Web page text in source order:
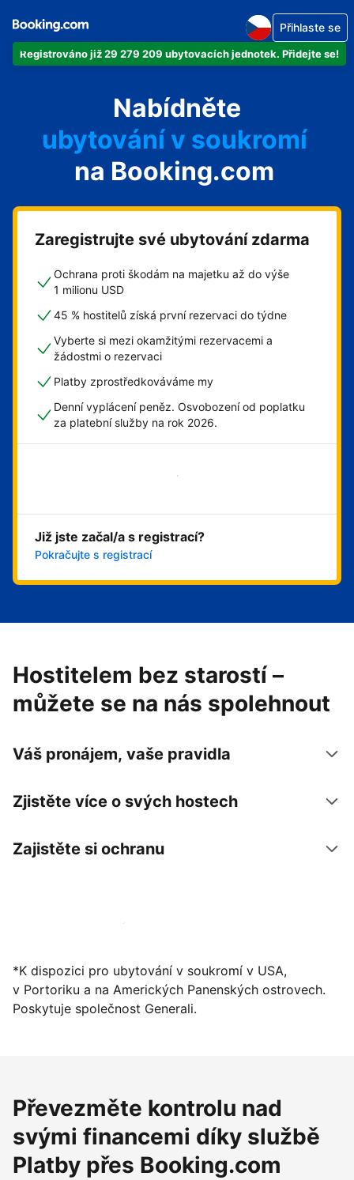
Registrováno již 29 279 209 ubytovacích jednotek. Přidejte se!
Přihlaste se
Nabídněte
svůj byt
svůj hotel
ubytování v soukromí
svůj penzion
svou chatu
na Booking.com
Zaregistrujte své ubytování zdarma
Ochrana proti škodám na majetku až do výše
1 milionu USD
45 % hostitelů získá první rezervaci do týdne
Vyberte si mezi okamžitými rezervacemi a
žádostmi o rezervaci
Platby zprostředkováváme my
Denní vyplácení peněz. Osvobození od poplatku
za platební služby na rok 2026.
Začít hned
Již jste začal/a s registrací?
Pokračujte s registrací
Hostitelem bez starostí –
můžete se na nás spolehnout
Váš pronájem, vaše pravidla
Zjistěte více o svých hostech
Zajistěte si ochranu
Zaregistrovat ubytování už dnes
*K dispozici pro ubytování v soukromí v USA,
v Portoriku a na Amerických Panenských ostrovech.
Poskytuje společnost Generali.
Převezměte kontrolu nad
svými financemi díky službě
Platby přes Booking.com